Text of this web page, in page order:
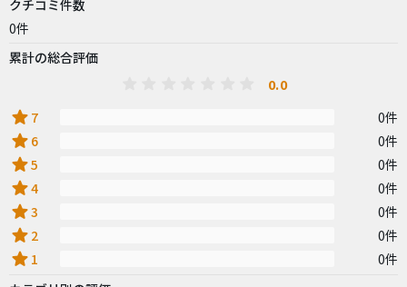
クチコミ件数
0件
累計の総合評価
0.0
star 7 0件
star 6 0件
star5 0件
star4 0件
star3 0件
star 2 0件
star 1
0件